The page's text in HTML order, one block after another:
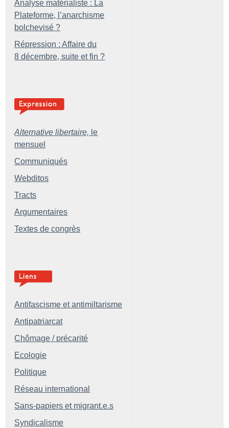
Analyse matérialiste : La
Plateforme, l’anarchisme
bolchevisé ?
Répression : Affaire du
8 décembre, suite et fin ?
Alternative libertaire, le
mensuel
Communiqués
Webditos
Tracts
Argumentaires
Textes de congrès
Antifascisme et antimiltarisme
Antipatriarcat
Chômage / précarité
Ecologie
Politique
Réseau international
Sans-papiers et migrant.e.s
Syndicalisme